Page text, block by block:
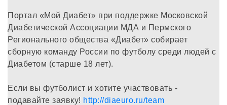
Портал «Мой Диабет» при поддержке Московской
Диабетической Ассоциации МДА и Пермского
Регионального общества «Диабет» собирает
сборную команду России по футболу среди людей с
Диабетом (старше 18 лет).
Если вы футболист и хотите участвовать -
подавайте заявку! http://diaeuro.ru/team